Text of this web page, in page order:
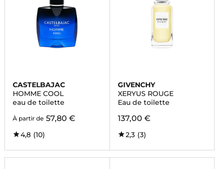
CASTELBAJAC
HOMME COOL
eau de toilette
À partir de 57,80 €
4,8 (10)
GIVENCHY
XERYUS ROUGE
Eau de toilette
137,00 €
2,3 (3)